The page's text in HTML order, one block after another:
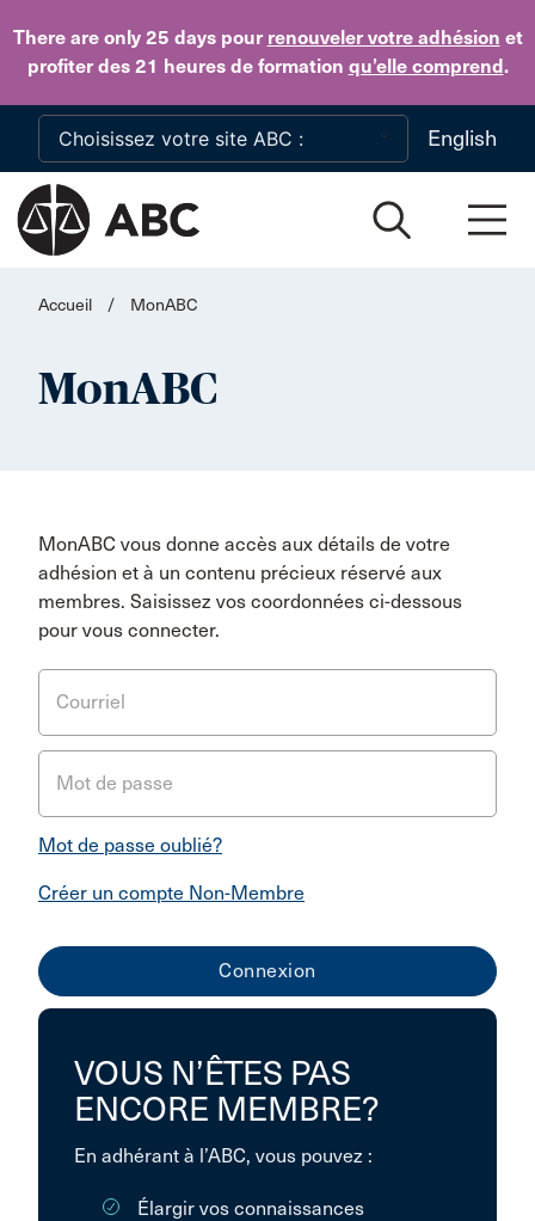
There are only 25 dayspour renouveler votre adhésion et
profiter des 21 heures de formation qu’elle comprend.
Skip to main content
English
Accueil / MonABC
MonABC
MonABC vous donne accès aux détails de votre
adhésion et à un contenu précieux réservé aux
membres. Saisissez vos coordonnées ci-dessous
pour vous connecter.
Courriel
Mot de passe
Mot de passe oublié?
Créer un compte Non-Membre
VOUS N’ÊTES PAS
ENCORE MEMBRE?
En adhérant à l’ABC, vous pouvez :
Élargir vos connaissances